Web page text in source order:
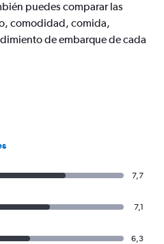
puedes comparar las
comodidad, comida,
de embarque de cada
7,7
7,1
6,3